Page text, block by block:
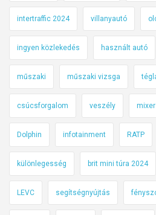
intertraffic 2024 villanyautó
ingyen közlekedés használt autó
műszaki műszaki vizsga
csúcsforgalom veszély mixer
Dolphin infotainment RATP
különlegesség brit mini túra 2024
LEVC segítségnyújtás